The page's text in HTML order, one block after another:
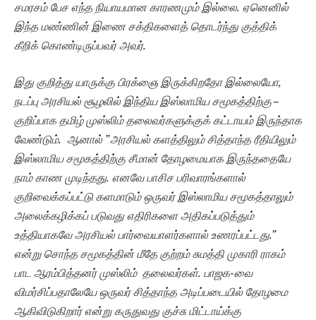
சமரசம் பேச எந்த நியாயமான காரணமும் இல்லை. ஏனெனில்
இந்த மண்ணின் இணை சக்திகளைத் தொடர்ந்து குத்திக்
கீறிக் கொண்டிருப்பவர் அவர்.
இது குறித்து யாருக்கு பிரக்ஞை இருக்கிறதோ இல்லையோ,
நடப்பு அரசியல் சூழலில் இந்திய இஸ்லாமிய சமூகத்திற்கு –
குறிப்பாக தமிழ் முஸ்லிம் தலைவர்களுக்குக் கட்டாயம் இருந்தாக
வேண்டும். ஆனால் ”அரசியல் களத்திலும் சித்தாந்த ரீதியிலும்
இஸ்லாமிய சமூகத்திற்கு சீமான் தோழமையாக இருந்ததையே
நாம் காண முடிந்தது. எனவே பாசிச பரிவாரங்களால்
குறிவைக்கப்பட்டு களமாடும் ஒருவர் இஸ்லாமிய சமூகத்தாலும்
அலைக்கழிக்கப் படுவது எதிரிகளை அதிகப்படுத்தும்
உத்தியாகவே அரசியல் பார்வையாளர்களால் உணரப்பட்டது.”
என்று சொந்த சமூகத்தின் மீதே குற்றம் சுமத்தி முகாரி ராகம்
பாட ஆரம்பித்தனர் முஸ்லிம் தலைவர்கள். பாஜக-வை
விமர்சிப்பதாலேயே ஒருவர் சித்தாந்த அடிப்படையில் தோழமை
ஆகிவிடுகிறார் என்று கருதுவது குச்சு மிட்டாய்க்கு